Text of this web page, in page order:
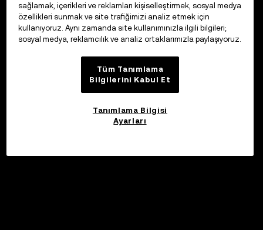
sağlamak, içerikleri ve reklamları kişiselleştirmek, sosyal medya
özellikleri sunmak ve site trafiğimizi analiz etmek için
kullanıyoruz. Aynı zamanda site kullanımınızla ilgili bilgileri;
sosyal medya, reklamcılık ve analiz ortaklarımızla paylaşıyoruz.
Tüm Tanımlama
Bilgilerini Kabul Et
Tanımlama Bilgisi
Ayarları